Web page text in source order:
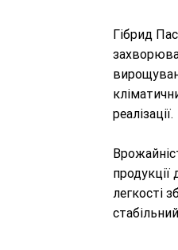
Гібрид
реалізації.
легкості